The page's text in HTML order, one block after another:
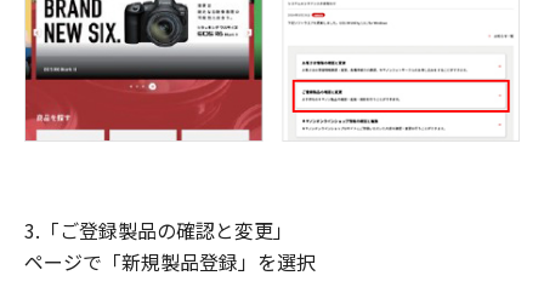
3.「ご登録製品の確認と変更」
ページで「新規製品登録」を選択